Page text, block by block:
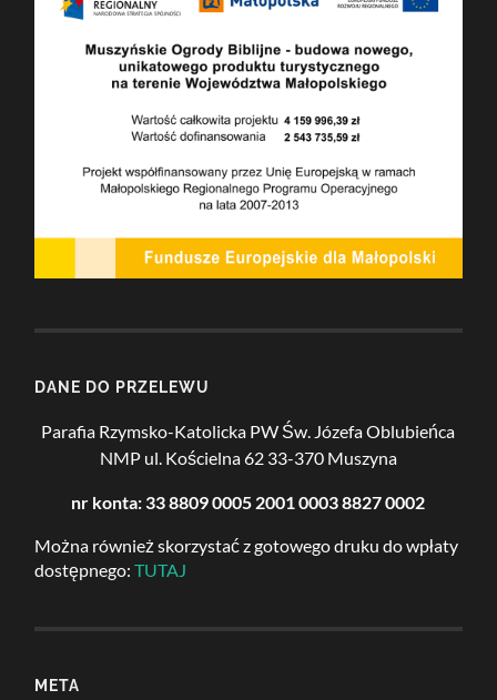
DANE DO PRZELEWU
Parafia Rzymsko-Katolicka PW Św. Józefa Oblubieńca
NMP ul. Kościelna 62 33-370 Muszyna
nr konta: 33 8809 0005 2001 0003 8827 0002
Można również skorzystać z gotowego druku do wpłaty
dostępnego: TUTAJ
META